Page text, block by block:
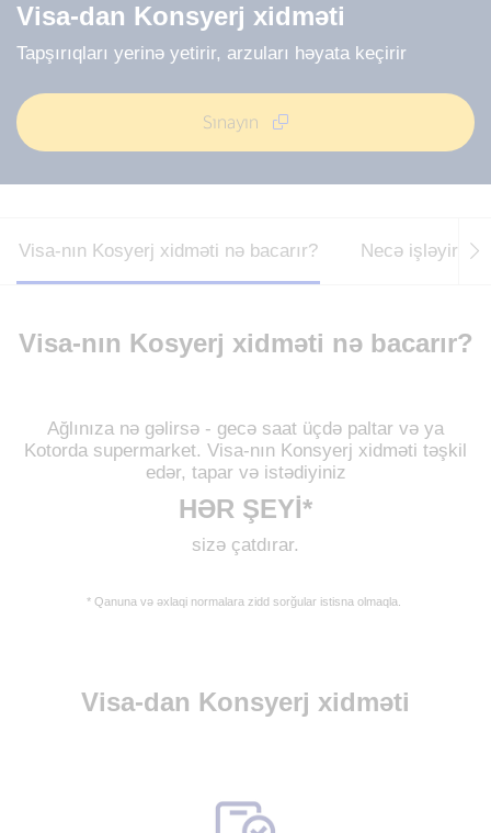
Visa-dan Konsyerj xidməti
Tapşırıqları yerinə yetirir, arzuları həyata keçirir
Sınayın
Visa-nın Kosyerj xidməti nə bacarır? Necə işləyirik
Visa-nın Kosyerj xidməti nə bacarır?
Ağlınıza nə gəlirsə - gecə saat üçdə paltar və ya
Kotorda supermarket. Visa-nın Konsyerj xidməti təşkil
edər, tapar və istədiyiniz
HƏR ŞEYİ*
sizə çatdırar.
* Qanuna və əxlaqi normalara zidd sorğular istisna olmaqla.
Visa-dan Konsyerj xidməti